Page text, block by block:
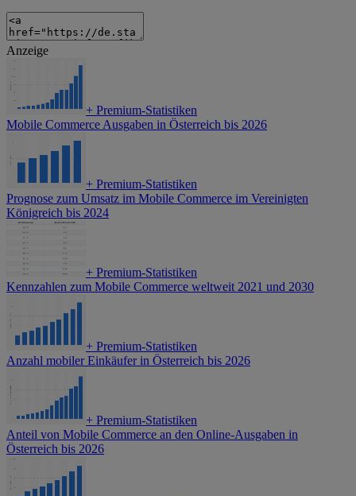
Anzeige
+ Premium-Statistiken
Mobile Commerce Ausgaben in Österreich bis 2026
+ Premium-Statistiken
Prognose zum Umsatz im Mobile Commerce im Vereinigten
Königreich bis 2024
+ Premium-Statistiken
Kennzahlen zum Mobile Commerce weltweit 2021 und 2030
+ Premium-Statistiken
Anzahl mobiler Einkäufer in Österreich bis 2026
+ Premium-Statistiken
Anteil von Mobile Commerce an den Online-Ausgaben in
Österreich bis 2026